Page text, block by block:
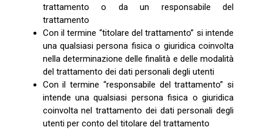
trattamento o da un responsabile del
trattamento
Con il termine “titolare del trattamento” si intende
una qualsiasi persona fisica o giuridica coinvolta
nella determinazione delle finalità e delle modalità
del trattamento dei dati personali degli utenti
Con il termine “responsabile del trattamento” si
intende una qualsiasi persona fisica o giuridica
coinvolta nel trattamento dei dati personali degli
utenti per conto del titolare del trattamento